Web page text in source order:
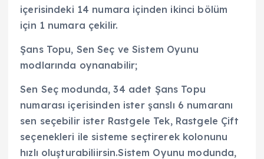
içerisindeki 14 numara içinden ikinci bölüm
için 1 numara çekilir.
Şans Topu, Sen Seç ve Sistem Oyunu
modlarında oynanabilir;
Sen Seç modunda, 34 adet Şans Topu
numarası içerisinden ister şanslı 6 numaranı
sen seçebilir ister Rastgele Tek, Rastgele Çift
seçenekleri ile sisteme seçtirerek kolonunu
hızlı oluşturabiliirsin.Sistem Oyunu modunda,